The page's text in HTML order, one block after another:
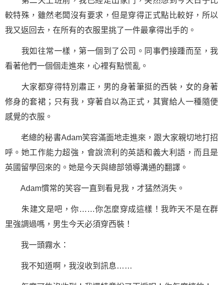
較特殊，雖然老闆沒有要求，但是穿得正式點比較好，所以
我又返回去，在所有的衣服里挑了一件最拿得出手的。
我如往常一樣，第一個到了公司。同事們接踵而至，我
看著他們一個個走進來，心裡有點慌亂。
大家都穿得特別肅正，男的身著筆挺的西裝，女的身著
修身的套裙；只有我，穿著自以為正式，其實給人一種隨便
感覺的衣服。
老總的秘書Adam笑容滿面地走進來，跟大家親切地打招
呼。她工作能力超強，會說流利的英語和義大利語，而且是
英國留學回來的。她是今天與總部領導溝通的翻譯。
Adam慣常的笑容一直到看見我，才猛然消失。
朱建文是吧，你……你怎麼穿成這樣！我昨天不是在群
里強調過嗎，男生今天必須穿西裝！
我一頭霧水：
我不知道啊，我沒收到訊息……